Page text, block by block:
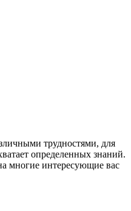
трудностями, для
определенных знаний.
многие интересующие вас